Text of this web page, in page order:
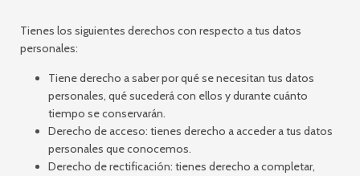
Tienes los siguientes derechos con respecto a tus datos
personales:
Tiene derecho a saber por qué se necesitan tus datos
personales, qué sucederá con ellos y durante cuánto
tiempo se conservarán.
Derecho de acceso: tienes derecho a acceder a tus datos
personales que conocemos.
Derecho de rectificación: tienes derecho a completar,